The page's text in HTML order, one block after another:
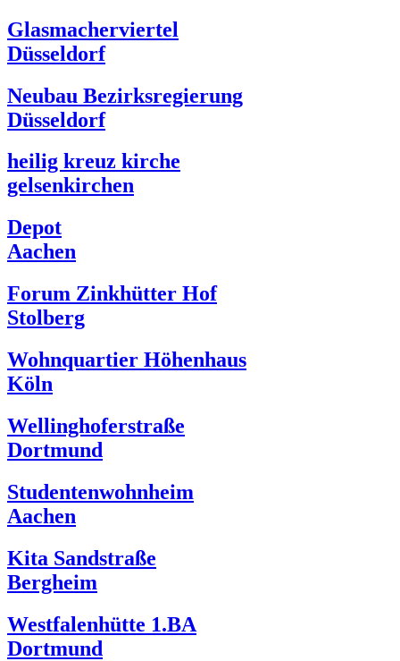
Glasmacherviertel
Düsseldorf
Neubau Bezirksregierung
Düsseldorf
heilig kreuz kirche
gelsenkirchen
Depot
Aachen
Forum Zinkhütter Hof
Stolberg
Wohnquartier Höhenhaus
Köln
Wellinghoferstraße
Dortmund
Studentenwohnheim
Aachen
Kita Sandstraße
Bergheim
Westfalenhütte 1.BA
Dortmund